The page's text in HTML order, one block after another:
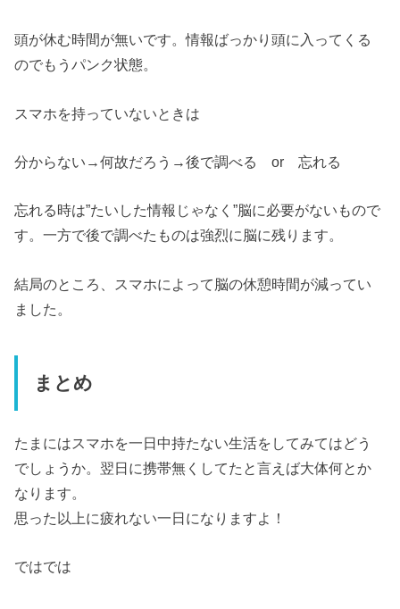
頭が休む時間が無いです。情報ばっかり頭に入ってくる
のでもうパンク状態。
スマホを持っていないときは
分からない→何故だろう→後で調べる or 忘れる
忘れる時は”たいした情報じゃなく”脳に必要がないもので
す。一方で後で調べたものは強烈に脳に残ります。
結局のところ、スマホによって脳の休憩時間が減ってい
ました。
まとめ
たまにはスマホを一日中持たない生活をしてみてはどう
でしょうか。翌日に携帯無くしてたと言えば大体何とか
なります。
思った以上に疲れない一日になりますよ！
ではでは